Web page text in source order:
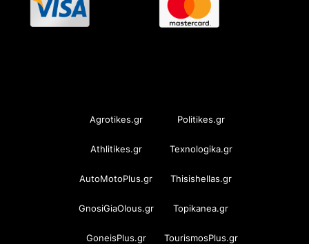
Agrotikes.gr Politikes.gr
Athlitikes.gr Texnologika.gr
AutoMotoPlus.gr Thisishellas.gr
GnosiGiaOlous.gr Topikanea.gr
GoneisPlus.gr TourismosPlus.gr